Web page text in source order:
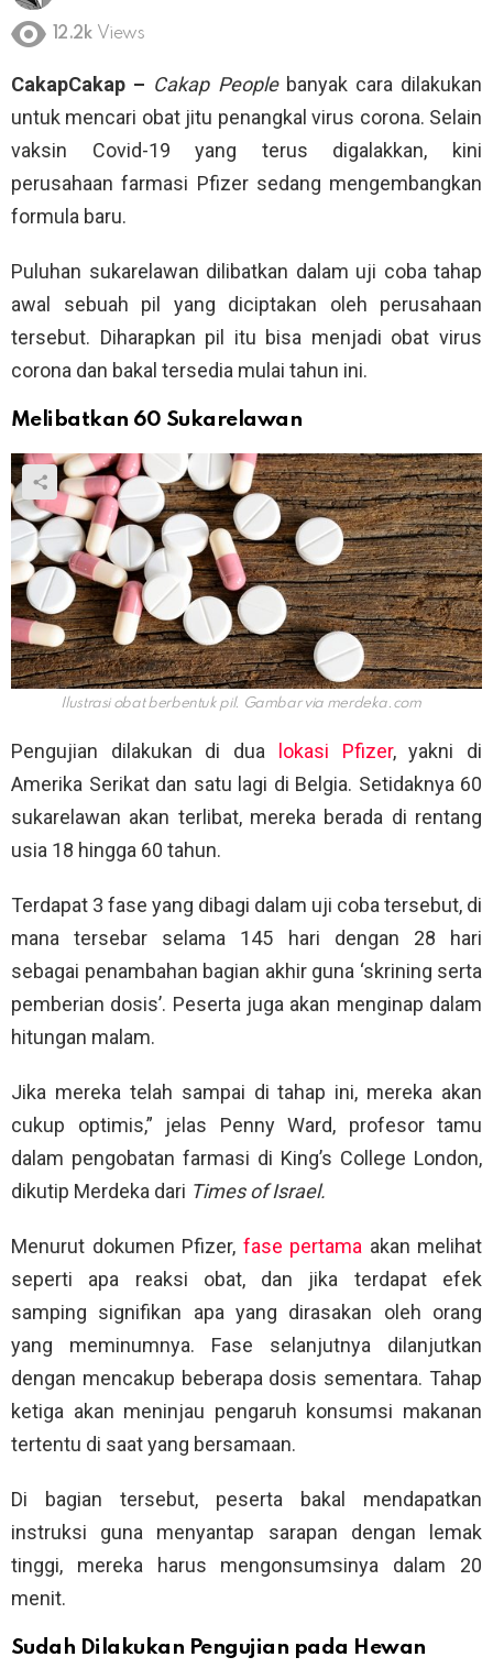
12.2k Views
CakapCakap – Cakap People banyak cara dilakukan
untuk mencari obat jitu penangkal virus corona. Selain
vaksin Covid-19 yang terus digalakkan, kini
perusahaan farmasi Pfizer sedang mengembangkan
formula baru.
Puluhan sukarelawan dilibatkan dalam uji coba tahap
awal sebuah pil yang diciptakan oleh perusahaan
tersebut. Diharapkan pil itu bisa menjadi obat virus
corona dan bakal tersedia mulai tahun ini.
Melibatkan 60 Sukarelawan
Ilustrasi obat berbentuk pil. Gambar via merdeka.com
Pengujian dilakukan di dua lokasi Pfizer, yakni di
Amerika Serikat dan satu lagi di Belgia. Setidaknya 60
sukarelawan akan terlibat, mereka berada di rentang
usia 18 hingga 60 tahun.
Terdapat 3 fase yang dibagi dalam uji coba tersebut, di
mana tersebar selama 145 hari dengan 28 hari
sebagai penambahan bagian akhir guna ‘skrining serta
pemberian dosis’. Peserta juga akan menginap dalam
hitungan malam.
Jika mereka telah sampai di tahap ini, mereka akan
cukup optimis,” jelas Penny Ward, profesor tamu
dalam pengobatan farmasi di King’s College London,
dikutip Merdeka dari Times of Israel.
Menurut dokumen Pfizer, fase pertama akan melihat
seperti apa reaksi obat, dan jika terdapat efek
samping signifikan apa yang dirasakan oleh orang
yang meminumnya. Fase selanjutnya dilanjutkan
dengan mencakup beberapa dosis sementara. Tahap
ketiga akan meninjau pengaruh konsumsi makanan
tertentu di saat yang bersamaan.
Di bagian tersebut, peserta bakal mendapatkan
instruksi guna menyantap sarapan dengan lemak
tinggi, mereka harus mengonsumsinya dalam 20
menit.
Sudah Dilakukan Pengujian pada Hewan